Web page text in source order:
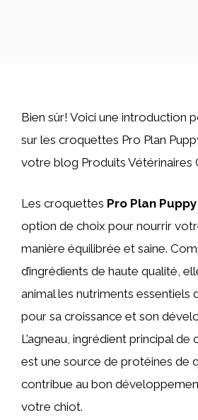
Bien sûr! Voici une introduction
sur les croquettes Pro Plan
votre blog Produits Vétérinaires
Les croquettes Pro Plan
option de choix pour nourrir
manière équilibrée et saine.
d’ingrédients de haute qualité,
animal les nutriments essentiels
pour sa croissance et son
L’agneau, ingrédient principal de
est une source de protéines de
contribue au bon
votre chiot.